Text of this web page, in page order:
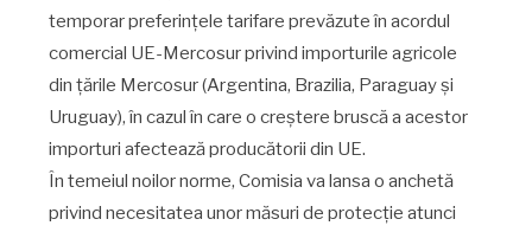
temporar preferințele tarifare prevăzute în acordul
comercial UE-Mercosur privind importurile agricole
din țările Mercosur (Argentina, Brazilia, Paraguay și
Uruguay), în cazul în care o creștere bruscă a acestor
importuri afectează producătorii din UE.
În temeiul noilor norme, Comisia va lansa o anchetă
privind necesitatea unor măsuri de protecție atunci